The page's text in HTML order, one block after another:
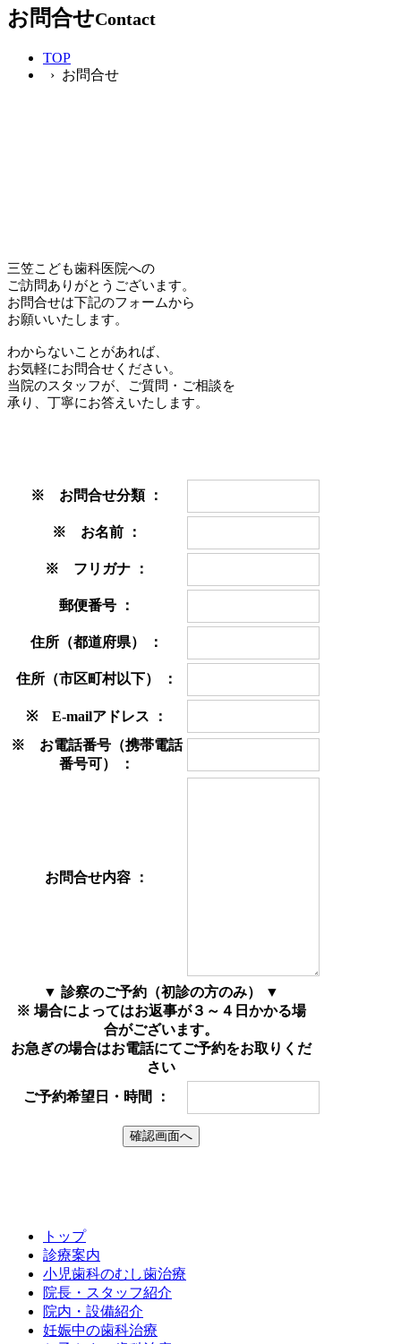
お問合せContact
TOP
› お問合せ
三笠こども歯科医院への
ご訪問ありがとうございます。
お問合せは下記のフォームから
お願いいたします。
わからないことがあれば、
お気軽にお問合せください。
当院のスタッフが、ご質問・ご相談を
承り、丁寧にお答えいたします。
※ お問合せ分類 ：
※ お名前 ：
※ フリガナ ：
郵便番号 ：
住所（都道府県） ：
住所（市区町村以下） ：
※E-mailアドレス ：
※ お電話番号（携帯電話
番号可） ：
お問合せ内容 ：
▼ 診察のご予約（初診の方のみ） ▼
※ 場合によってはお返事が３～４日かかる場
合がございます。
お急ぎの場合はお電話にてご予約をお取りくだ
さい
ご予約希望日・時間 ：
確認画面へ
トップ
診療案内
小児歯科のむし歯治療
院長・スタッフ紹介
院内・設備紹介
妊娠中の歯科治療